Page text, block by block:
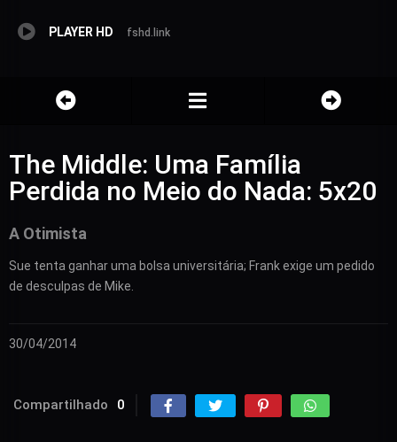
PLAYER HD fshd.link
The Middle: Uma Família
Perdida no Meio do Nada: 5x20
A Otimista
Sue tenta ganhar uma bolsa universitária; Frank exige um pedido
de desculpas de Mike.
30/04/2014
Compartilhado 0